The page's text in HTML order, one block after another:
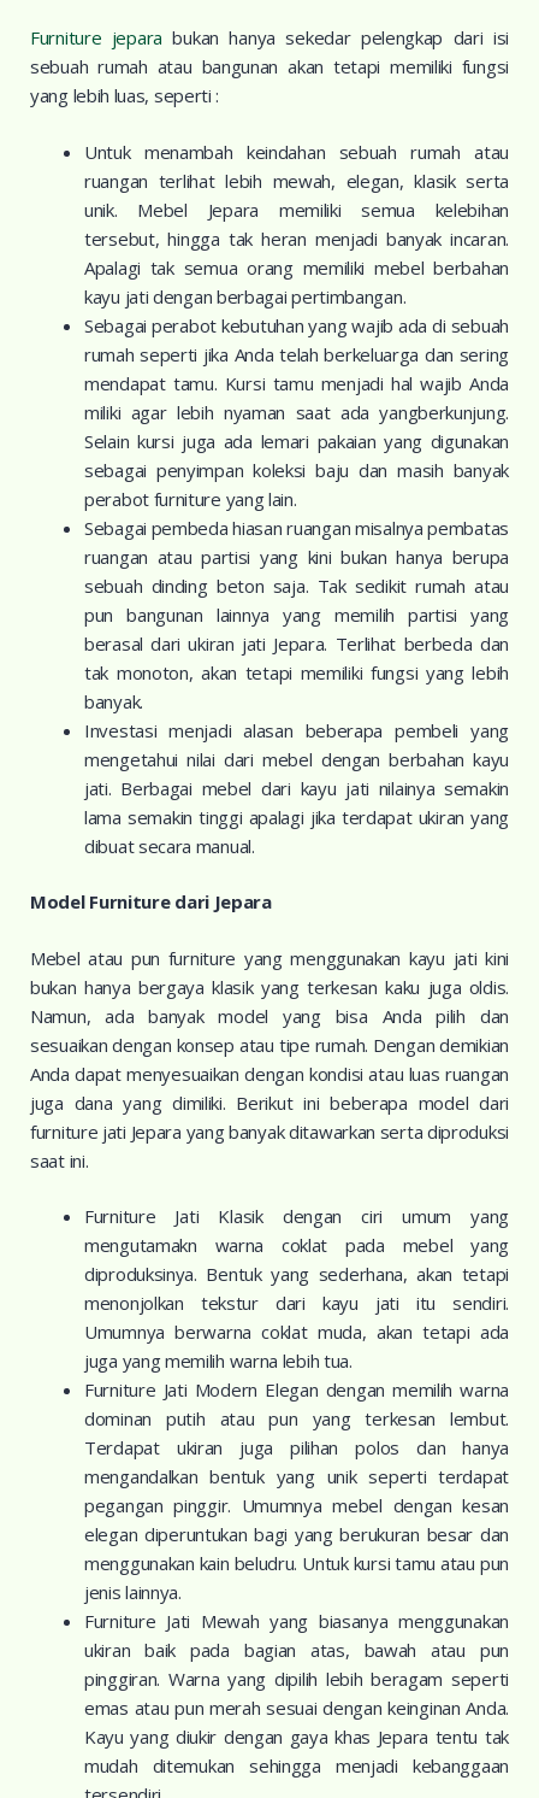
Furniture jepara bukan hanya sekedar pelengkap dari isi
sebuah rumah atau bangunan akan tetapi memiliki fungsi
yang lebih luas, seperti :
Untuk menambah keindahan sebuah rumah atau
ruangan terlihat lebih mewah, elegan, klasik serta
unik. Mebel Jepara memiliki semua kelebihan
tersebut, hingga tak heran menjadi banyak incaran.
Apalagi tak semua orang memiliki mebel berbahan
kayu jati dengan berbagai pertimbangan.
Sebagai perabot kebutuhan yang wajib ada di sebuah
rumah seperti jika Anda telah berkeluarga dan sering
mendapat tamu. Kursi tamu menjadi hal wajib Anda
miliki agar lebih nyaman saat ada yangberkunjung.
Selain kursi juga ada lemari pakaian yang digunakan
sebagai penyimpan koleksi baju dan masih banyak
perabot furniture yang lain.
Sebagai pembeda hiasan ruangan misalnya pembatas
ruangan atau partisi yang kini bukan hanya berupa
sebuah dinding beton saja. Tak sedikit rumah atau
pun bangunan lainnya yang memilih partisi yang
berasal dari ukiran jati Jepara. Terlihat berbeda dan
tak monoton, akan tetapi memiliki fungsi yang lebih
banyak.
Investasi menjadi alasan beberapa pembeli yang
mengetahui nilai dari mebel dengan berbahan kayu
jati. Berbagai mebel dari kayu jati nilainya semakin
lama semakin tinggi apalagi jika terdapat ukiran yang
dibuat secara manual.
Model Furniture dari Jepara
Mebel atau pun furniture yang menggunakan kayu jati kini
bukan hanya bergaya klasik yang terkesan kaku juga oldis.
Namun, ada banyak model yang bisa Anda pilih dan
sesuaikan dengan konsep atau tipe rumah. Dengan demikian
Anda dapat menyesuaikan dengan kondisi atau luas ruangan
juga dana yang dimiliki. Berikut ini beberapa model dari
furniture jati Jepara yang banyak ditawarkan serta diproduksi
saat ini.
Furniture Jati Klasik dengan ciri umum yang
mengutamakn warna coklat pada mebel yang
diproduksinya. Bentuk yang sederhana, akan tetapi
menonjolkan tekstur dari kayu jati itu sendiri.
Umumnya berwarna coklat muda, akan tetapi ada
juga yang memilih warna lebih tua.
Furniture Jati Modern Elegan dengan memilih warna
dominan putih atau pun yang terkesan lembut.
Terdapat ukiran juga pilihan polos dan hanya
mengandalkan bentuk yang unik seperti terdapat
pegangan pinggir. Umumnya mebel dengan kesan
elegan diperuntukan bagi yang berukuran besar dan
menggunakan kain beludru. Untuk kursi tamu atau pun
jenis lainnya.
Furniture Jati Mewah yang biasanya menggunakan
ukiran baik pada bagian atas, bawah atau pun
pinggiran. Warna yang dipilih lebih beragam seperti
emas atau pun merah sesuai dengan keinginan Anda.
Kayu yang diukir dengan gaya khas Jepara tentu tak
mudah ditemukan sehingga menjadi kebanggaan